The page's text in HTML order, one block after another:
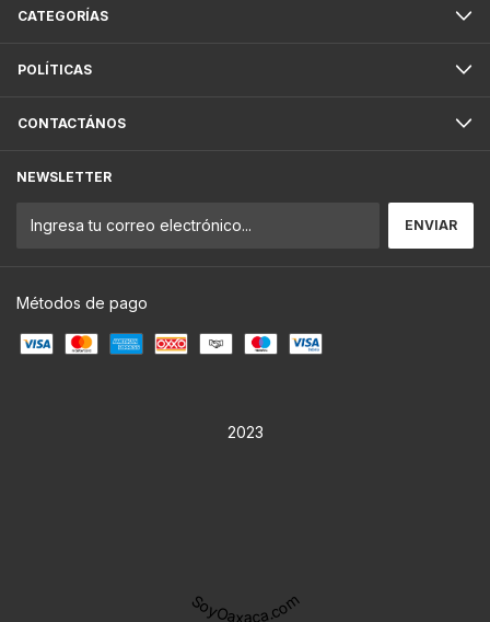
CATEGORÍAS
POLÍTICAS
CONTACTÁNOS
NEWSLETTER
Métodos de pago
2023
SoyOaxaca.com